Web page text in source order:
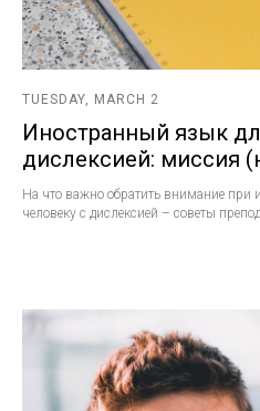
TUESDAY, MARCH 2
Иностранный язык
дислексией: миссия
На что важно обратить внимание при
человеку с дислексией – советы